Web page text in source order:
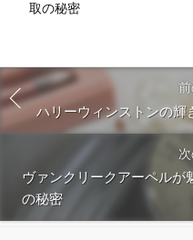
取の秘密
ハリーウィンストンの輝
ヴァンクリークアーペルが
の秘密